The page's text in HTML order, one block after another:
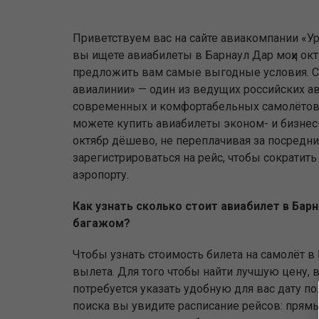
Приветствуем вас на сайте авиакомпании
вы ищете авиабилеты в Барнаул Дар моҳи
предложить вам самые выгодные условия.
авиалинии» — один из ведущих российских
современных и комфортабельных
можете купить авиабилеты эконом- и
октябр дёшево, не переплачивая за
зарегистрироваться на рейс, чтобы
аэропорту.
Как узнать сколько стоит авиабилет в
багажом?
Чтобы узнать стоимость билета на самолёт
вылета. Для того чтобы найти лучшую цену,
потребуется указать удобную для вас дату
поиска вы увидите расписание рейсов: